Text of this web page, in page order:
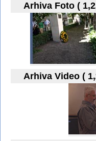
Arhiva Foto (
Arhiva Video (